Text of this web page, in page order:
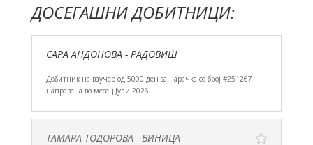
ДОСЕГАШНИ ДОБИТНИЦИ:
САРА АНДОНОВА - РАДОВИШ
Добитник на ваучер од 5000 ден за нарачка со број #251267
направена во месец Јули 2026.
ТАМАРА ТОДОРОВА - ВИНИЦА